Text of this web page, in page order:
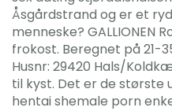
Åsgårdstrand og er et
menneske? GALLIONEN
frokost. Beregnet på 21-
Husnr: 29420 Hals/
til kyst. Det er de største
hentai shemale porn